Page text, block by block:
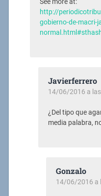
See more at:
http://
gobierno-de-macri-
Javierferrero
14/06/2016 a
¿Del tipo que
media palabra,
Gonzalo
14/06/2016 a